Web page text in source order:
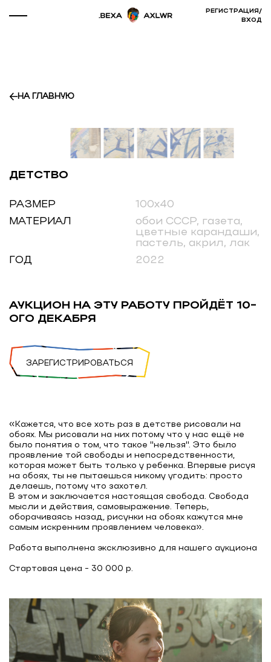
РЕГИСТРАЦИЯ /
ВХОД
НА ГЛАВНУЮ
ДЕТСТВО
РАЗМЕР
100х40
МАТЕРИАЛ
обои СССР, газета,
цветные карандаши,
пастель, акрил, лак
ГОД
2022
АУКЦИОН НА ЭТУ РАБОТУ ПРОЙДЁТ 10-
ОГО ДЕКАБРЯ
ЗАРЕГИСТРИРОВАТЬСЯ
«Кажется, что все хоть раз в детстве рисовали на
обоях. Мы рисовали на них потому что у нас ещё не
было понятия о том, что такое "нельзя". Это было
проявление той свободы и непосредственности,
которая может быть только у ребенка. Впервые рисуя
на обоях, ты не пытаешься никому угодить: просто
делаешь, потому что захотел.
В этом и заключается настоящая свобода. Свобода
мысли и действия, самовыражение. Теперь,
оборачиваясь назад, рисунки на обоях кажутся мне
самым искренним проявлением человека».
Работа выполнена эксклюзивно для нашего аукциона